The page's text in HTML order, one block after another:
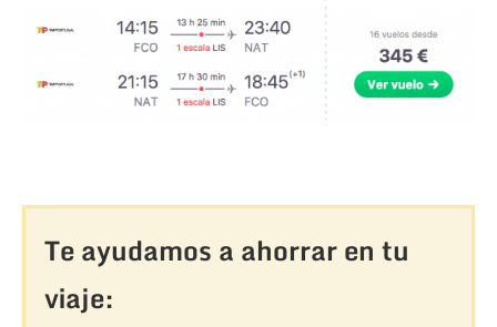
Te ayudamos a ahorrar en tu
viaje: